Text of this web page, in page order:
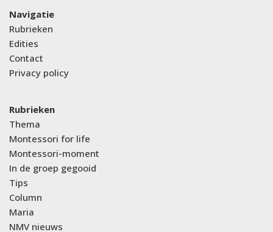
Navigatie
Rubrieken
Edities
Contact
Privacy policy
Rubrieken
Thema
Montessori for life
Montessori-moment
In de groep gegooid
Tips
Column
Maria
NMV nieuws